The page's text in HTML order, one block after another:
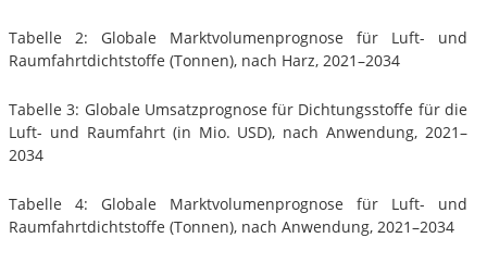
Tabelle 2: Globale Marktvolumenprognose für Luft- und
Raumfahrtdichtstoffe (Tonnen), nach Harz, 2021–2034
Tabelle 3: Globale Umsatzprognose für Dichtungsstoffe für die
Luft- und Raumfahrt (in Mio. USD), nach Anwendung, 2021–
2034
Tabelle 4: Globale Marktvolumenprognose für Luft- und
Raumfahrtdichtstoffe (Tonnen), nach Anwendung, 2021–2034